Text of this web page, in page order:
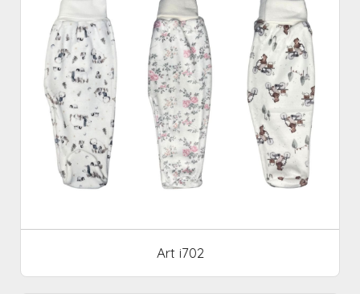
Art i702